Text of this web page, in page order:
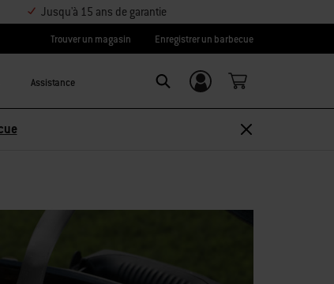
Jusqu'à 15 ans de garantie
Trouver un magasin Enregistrer un barbecue
Assistance
Se connecter/
S’inscrire